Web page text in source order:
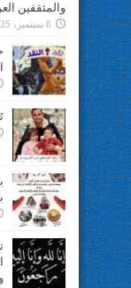
والمثقفين
8 سبتمبر، 2025